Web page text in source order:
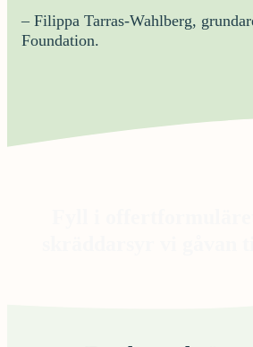
– Filippa Tarras-Wahlberg,
Foundation.